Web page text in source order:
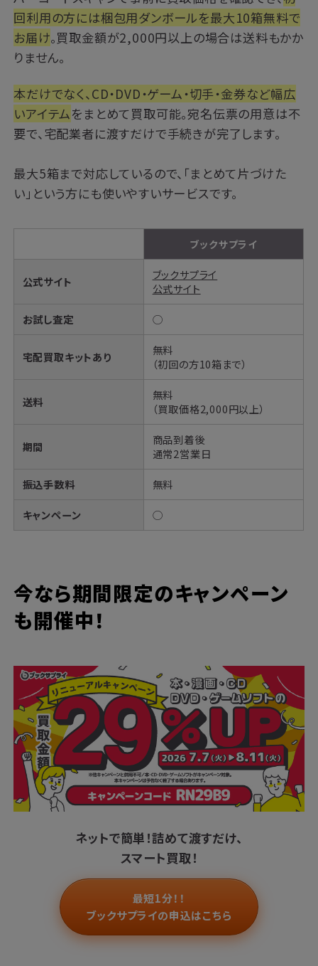
回利用の方には梱包用ダンボールを最大10箱無料で
お届け。買取金額が2,000円以上の場合は送料もかか
りません。
本だけでなく、CD・DVD・ゲーム・切手・金券など幅広
いアイテムをまとめて買取可能。宛名伝票の用意は不
要で、宅配業者に渡すだけで手続きが完了します。
最大5箱まで対応しているので、「まとめて片づけた
い」という方にも使いやすいサービスです。
ブックサプライ
公式サイト
ブックサプライ
公式サイト
お試し査定 ◯
宅配買取キットあり
無料
（初回の方10箱まで）
送料
無料
（買取価格2,000円以上）
期間
商品到着後
通常2営業日
振込手数料 無料
キャンペーン ◯
今なら期間限定のキャンペーン
も開催中！
ネットで簡単！詰めて渡すだけ、
スマート買取！
最短1分！！
ブックサプライの申込はこちら